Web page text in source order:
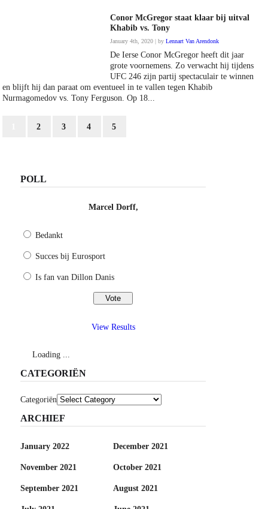
Conor McGregor staat klaar bij uitval
Khabib vs. Tony
January 4th, 2020 | byLennart Van Arendonk
De Ierse Conor McGregor heeft dit jaar
grote voornemens. Zo verwacht hij tijdens
UFC 246 zijn partij spectaculair te winnen
en blijft hij dan paraat om eventueel in te vallen tegen Khabib
Nurmagomedov vs. Tony Ferguson. Op 18...
2 3 4 5
POLL
Marcel Dorff,
Bedankt
Succes bij Eurosport
Is fan van Dillon Danis
View Results
Loading ...
CATEGORIËN
Categoriën
ARCHIEF
January 2022 December 2021
November 2021 October 2021
September 2021 August 2021